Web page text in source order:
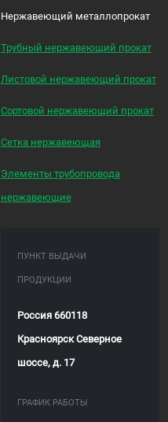
Нержавеющий металлопрокат
Трубный нержавеющий прокат
Листовой нержавеющий прокат
Сортовой нержавеющий прокат
Сетка нержавеющая
Элементы трубопровода
нержавеющие
ПУНКТ ВЫДАЧИ
ПРОДУКЦИИ
Россия 660118
Красноярск Северное
шоссе, д. 17
ГРАФИК РАБОТЫ